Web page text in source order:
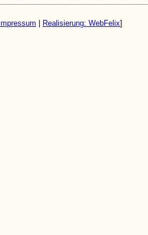
Impressum Realisierung: WebFelix]